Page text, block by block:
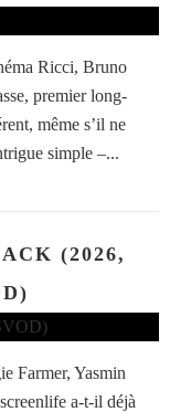
Ricci, Bruno
premier long-
même s’il ne
simple –...
(2026,
Farmer, Yasmin
a-t-il déjà